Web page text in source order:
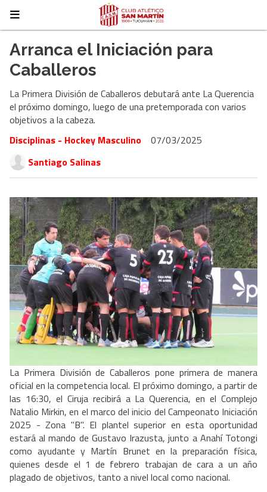
Arranca el Iniciación para
Caballeros
La Primera División de Caballeros debutará ante La Querencia
el próximo domingo, luego de una pretemporada con varios
objetivos a la cabeza.
Disciplinas - Hockey Masculino
07/03/2025
Santiago Salinas
La Primera División de Caballeros pone primera de manera
oficial en la competencia local. El próximo domingo, a partir de
las 16:30, el Ciruja recibirá a La Querencia, en el Complejo
Natalio Mirkin, en el marco del inicio del Campeonato Iniciación
2025 - Zona "B". El plantel superior en esta oportunidad
estará al mando de Gustavo Irazusta, junto a Anahí Totongi
como ayudante y Martín Brunet en la preparación física,
quienes desde el 1 de febrero trabajan de cara a un año
plagado de objetivos, tanto a nivel local como nacional.